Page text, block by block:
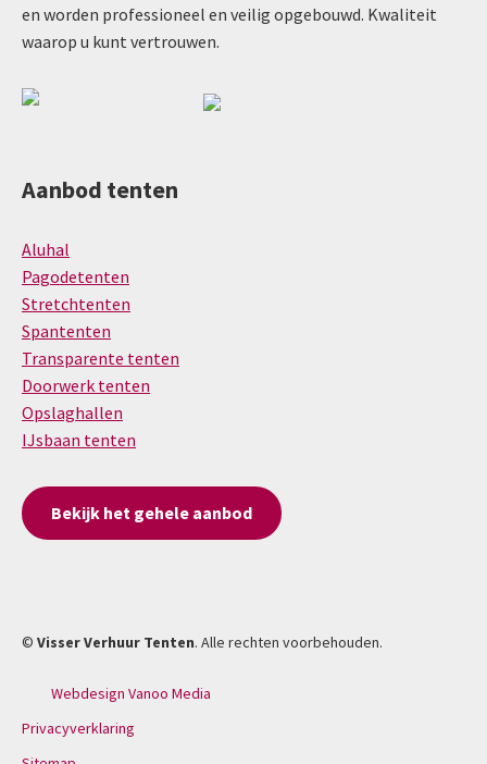
en worden professioneel en veilig opgebouwd. Kwaliteit
waarop u kunt vertrouwen.
Aanbod tenten
Aluhal
Pagodetenten
Stretchtenten
Spantenten
Transparente tenten
Doorwerk tenten
Opslaghallen
IJsbaan tenten
Bekijk het gehele aanbod
© Visser Verhuur Tenten. Alle rechten voorbehouden.
Webdesign Vanoo Media
Privacyverklaring